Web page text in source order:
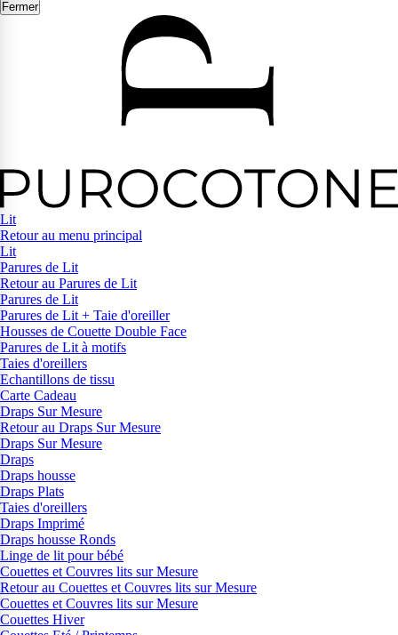
Fermer
Lit
Retour au menu principal
Lit
Parures de Lit
Retour au Parures de Lit
Parures de Lit
Parures de Lit + Taie d'oreiller
Housses de Couette Double Face
Parures de Lit à motifs
Taies d'oreillers
Echantillons de tissu
Carte Cadeau
Draps Sur Mesure
Retour au Draps Sur Mesure
Draps Sur Mesure
Draps
Draps housse
Draps Plats
Taies d'oreillers
Draps Imprimé
Draps housse Ronds
Linge de lit pour bébé
Couettes et Couvres lits sur Mesure
Retour au Couettes et Couvres lits sur Mesure
Couettes et Couvres lits sur Mesure
Couettes Hiver